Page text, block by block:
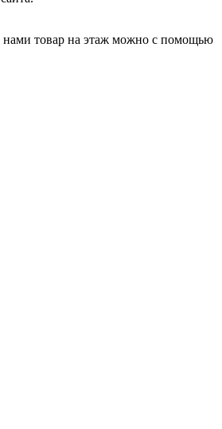
нами товар на этаж можно с помощью